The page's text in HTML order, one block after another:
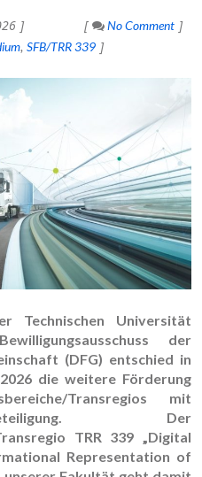
No Comment
SFB/TRR 339
Technischen Universität
der
(DFG) entschied in
die weitere Förderung
Transregios mit
Der
TRR 339 „Digital
Representation of